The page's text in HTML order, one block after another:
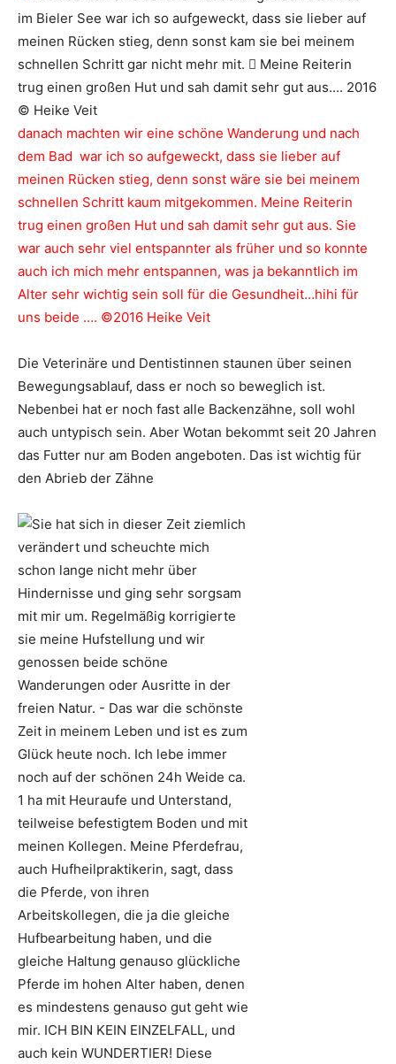
danach machten wir eine schöne Wanderung und nach
dem Bad war ich so aufgeweckt, dass sie lieber auf
meinen Rücken stieg, denn sonst wäre sie bei meinem
schnellen Schritt kaum mitgekommen. Meine Reiterin
trug einen großen Hut und sah damit sehr gut aus. Sie
war auch sehr viel entspannter als früher und so konnte
auch ich mich mehr entspannen, was ja bekanntlich im
Alter sehr wichtig sein soll für die Gesundheit…hihi für
uns beide …. ©2016 Heike Veit
Die Veterinäre und Dentistinnen staunen über seinen
Bewegungsablauf, dass er noch so beweglich ist.
Nebenbei hat er noch fast alle Backenzähne, soll wohl
auch untypisch sein. Aber Wotan bekommt seit 20 Jahren
das Futter nur am Boden angeboten. Das ist wichtig für
den Abrieb der Zähne